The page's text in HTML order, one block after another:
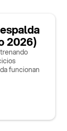
2026)
funcionan